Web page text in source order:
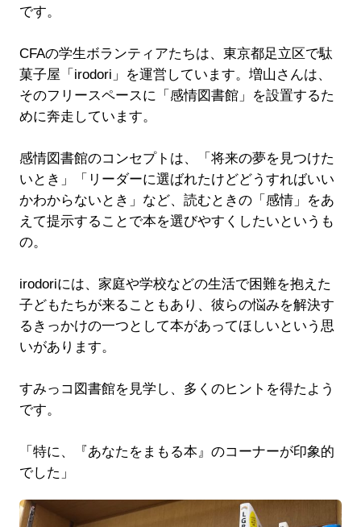
です。
CFAの学生ボランティアたちは、東京都足立区で駄
菓子屋「irodori」を運営しています。増山さんは、
そのフリースペースに「感情図書館」を設置するた
めに奔走しています。
感情図書館のコンセプトは、「将来の夢を見つけた
いとき」「リーダーに選ばれたけどどうすればいい
かわからないとき」など、読むときの「感情」をあ
えて提示することで本を選びやすくしたいというも
の。
irodoriには、家庭や学校などの生活で困難を抱えた
子どもたちが来ることもあり、彼らの悩みを解決す
るきっかけの一つとして本があってほしいという思
いがあります。
すみっコ図書館を見学し、多くのヒントを得たよう
です。
「特に、『あなたをまもる本』のコーナーが印象的
でした」